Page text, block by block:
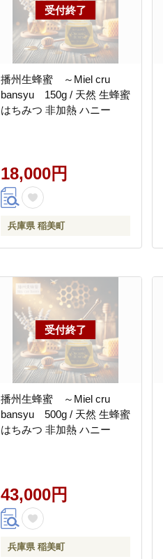
播州生蜂蜜 ～Miel cru
bansyu 150g / 天然 生蜂蜜
はちみつ 非加熱 ハニー
18,000円
兵庫県 稲美町
播州生蜂蜜 ～Miel cru
bansyu 500g / 天然 生蜂蜜
はちみつ 非加熱 ハニー
43,000円
兵庫県 稲美町